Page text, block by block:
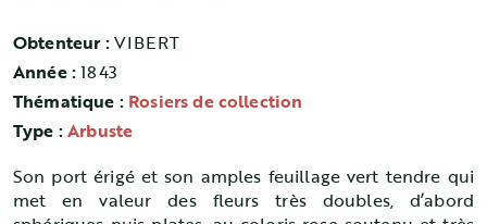
Obtenteur :VIBERT
Année :1843
Thématique : Rosiers de collection
Type :Arbuste
Son port érigé et son amples feuillage vert tendre qui
met en valeur des fleurs très doubles, d’abord